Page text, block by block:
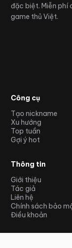
đặc biệt. Miễn phí
game thủ Việt.
Công cụ
Tạo nickname
Xu hướng
Top tuần
Gợi ý hot
Thông tin
Giới thiệu
Tác giả
Liên hệ
Chính sách bảo
Điều khoản